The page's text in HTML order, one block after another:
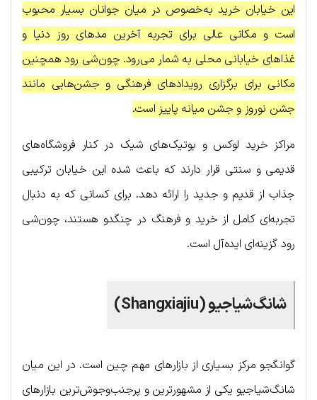
این خیابان خرید به‌خصوص در میان جوانان بسیار محبوب
است و مکانی عالی برای تجربه آخرین مدهای روز دنیا و
غذاهای خیابانی محلی به شمار می‌رود. چون‌شی رود همچنین
مکانی برای برگزاری رویدادهای فرهنگی و جشن‌هایی مانند
جشن نوروز و جشن میانه پاییز است.
مراکز خرید لوکس و بوتیک‌های شیک در کنار فروشگاه‌های
قدیمی و سنتی قرار دارند که باعث شده این خیابان ترکیبی
جذاب از قدیم و جدید را ارائه دهد. برای کسانی که به دنبال
تجربه‌ای کامل از خرید و فرهنگ در چنگدو هستند، چون‌شی
رود گزینه‌ای ایده‌آل است.
شانگ‌شیاجیو (Shangxiajiu)
گوانگجو مرکز بسیاری از بازارهای مهم چین است. در این میان
شانگ‌شیاجیو یکی از مشهورترین و پرجنب‌وجوش‌ترین بازارهای